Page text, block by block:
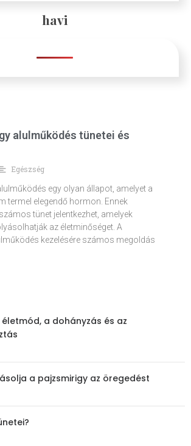
havi
alulműködés tünetei és
Egészség
egy olyan állapot, amelyet a
termel elegendő hormon. Ennek
tünet jelentkezhet, amelyek
az életminőséget. A
kezelésére számos megoldás
a dohányzás és az
a pajzsmirigy az öregedést